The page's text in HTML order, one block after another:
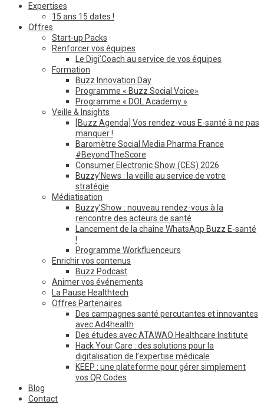
Expertises
15 ans 15 dates !
Offres
Start-up Packs
Renforcer vos équipes
Le Digi’Coach au service de vos équipes
Formation
Buzz Innovation Day
Programme « Buzz Social Voice»
Programme « DOL Academy »
Veille & Insights
[Buzz Agenda] Vos rendez-vous E-santé à ne pas
manquer !
Baromètre Social Media Pharma France
#BeyondTheScore
Consumer Electronic Show (CES) 2026
Buzzy’News : la veille au service de votre
stratégie
Médiatisation
Buzzy’Show : nouveau rendez-vous à la
rencontre des acteurs de santé
Lancement de la chaîne WhatsApp Buzz E-santé
!
Programme Workfluenceurs
Enrichir vos contenus
Buzz Podcast
Animer vos événements
La Pause Healthtech
Offres Partenaires
Des campagnes santé percutantes et innovantes
avec Ad4health
Des études avec ATAWAO Healthcare Institute
Hack Your Care : des solutions pour la
digitalisation de l’expertise médicale
KEEP : une plateforme pour gérer simplement
vos QR Codes
Blog
Contact